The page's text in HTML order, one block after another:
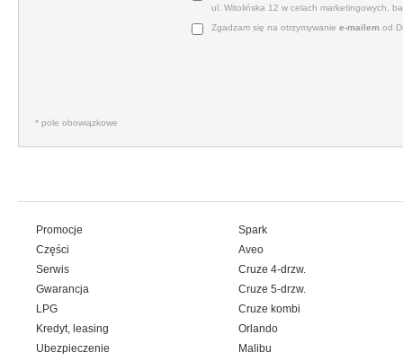
ul. Witolińska 12 w celach marketingowych,
Zgadzam się na otrzymywanie e‑mailem od
* pole obowiązkowe
Promocje
Części
Serwis
Gwarancja
LPG
Kredyt, leasing
Ubezpieczenie
Spark
Aveo
Cruze 4-drzw.
Cruze 5-drzw.
Cruze kombi
Orlando
Malibu